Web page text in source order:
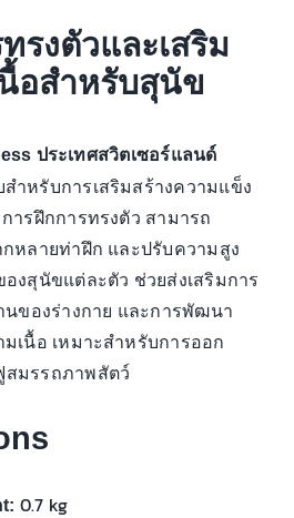
รงตัวและเสริม
อสำหรับสุนัข
ประเทศสวิตเซอร์แลนด์
ำหรับการเสริมสร้างความแข็ง
ารฝึกการทรงตัว สามารถ
หลายท่าฝึก และปรับความสูง
งสุนัขแต่ละตัว ช่วยส่งเสริมการ
นของร่างกาย และการพัฒนา
เนื้อ เหมาะสำหรับการออก
สมรรถภาพสัตว์
0.7 kg